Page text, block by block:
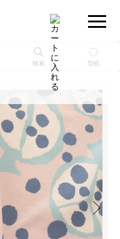
検索 型紙